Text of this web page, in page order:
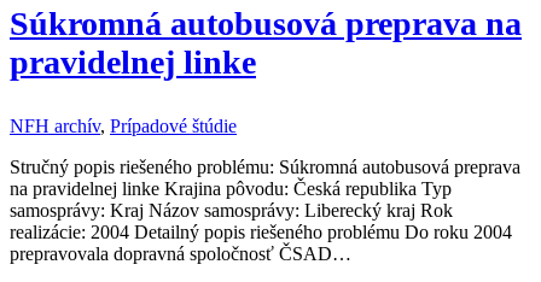
Súkromná autobusová preprava na
pravidelnej linke
NFH archív, Prípadové štúdie
Stručný popis riešeného problému: Súkromná autobusová preprava
na pravidelnej linke Krajina pôvodu: Česká republika Typ
samosprávy: Kraj Názov samosprávy: Liberecký kraj Rok
realizácie: 2004 Detailný popis riešeného problému Do roku 2004
prepravovala dopravná spoločnosť ČSAD…